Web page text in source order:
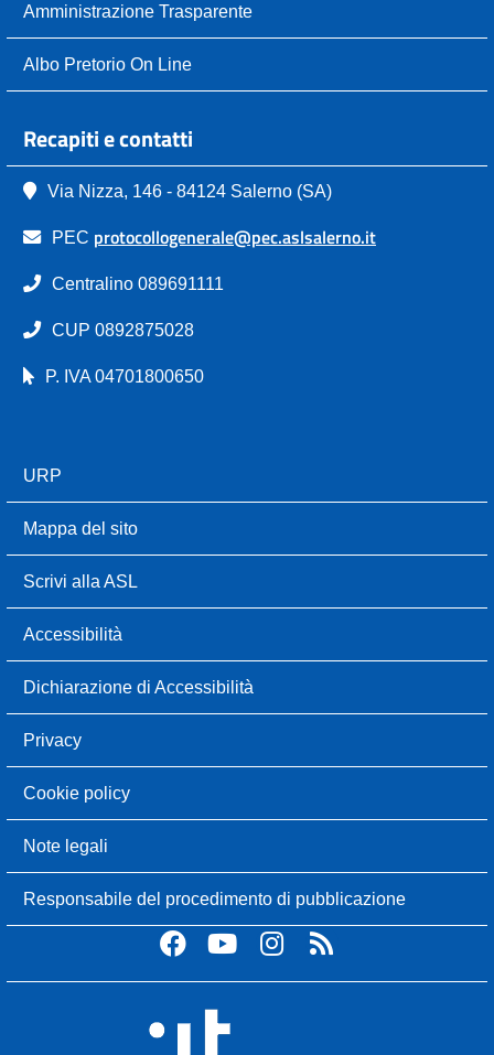
Amministrazione Trasparente
Albo Pretorio On Line
Recapiti e contatti
Via Nizza, 146 - 84124 Salerno (SA)
PEC protocollogenerale@pec.aslsalerno.it
Centralino 089691111
CUP 0892875028
P. IVA 04701800650
URP
Mappa del sito
Scrivi alla ASL
Accessibilità
Dichiarazione di Accessibilità
Privacy
Cookie policy
Note legali
Responsabile del procedimento di pubblicazione